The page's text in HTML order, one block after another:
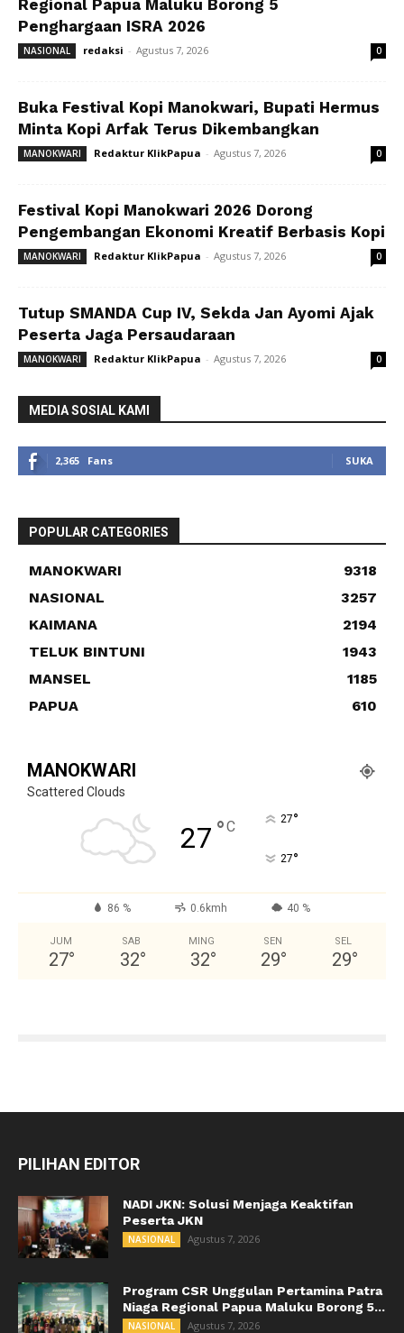
Regional Papua Maluku Borong 5
Penghargaan ISRA 2026
NASIONAL redaksi - Agustus 7, 2026 0
Buka Festival Kopi Manokwari, Bupati Hermus
Minta Kopi Arfak Terus Dikembangkan
MANOKWARI Redaktur KlikPapua - Agustus 7, 2026 0
Festival Kopi Manokwari 2026 Dorong
Pengembangan Ekonomi Kreatif Berbasis Kopi
MANOKWARI Redaktur KlikPapua - Agustus 7, 2026 0
Tutup SMANDA Cup IV, Sekda Jan Ayomi Ajak
Peserta Jaga Persaudaraan
MANOKWARI Redaktur KlikPapua - Agustus 7, 2026 0
MEDIA SOSIAL KAMI
2,365 Fans SUKA
POPULAR CATEGORIES
MANOKWARI
9318
NASIONAL
3257
KAIMANA
2194
TELUK BINTUNI
1943
MANSEL
1185
PAPUA
610
MANOKWARI
Scattered Clouds
27 °C 27°
27°
86 % 0.6kmh 40 %
JUM
27°
SAB
32°
MING
32°
SEN
29°
SEL
29°
PILIHAN EDITOR
NADI JKN: Solusi Menjaga Keaktifan
Peserta JKN
NASIONAL Agustus 7, 2026
Program CSR Unggulan Pertamina Patra
Niaga Regional Papua Maluku Borong 5...
NASIONAL Agustus 7, 2026